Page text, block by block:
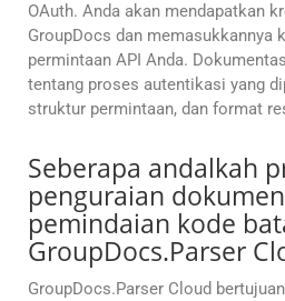
OAuth. Anda akan mendapatkan
GroupDocs dan memasukkannya
permintaan API Anda.
tentang proses autentikasi yang
struktur permintaan, dan format
Seberapa andalkah
penguraian
pemindaian kode
GroupDocs.Parser
GroupDocs.Parser Cloud